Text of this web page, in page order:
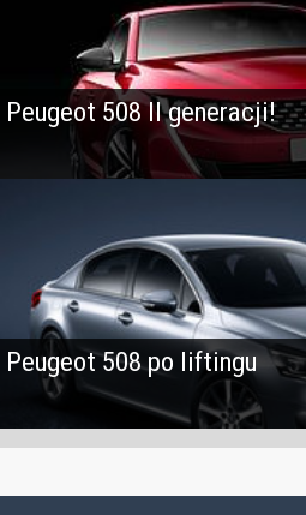
Peugeot 508 II generacji!
Peugeot 508 po liftingu